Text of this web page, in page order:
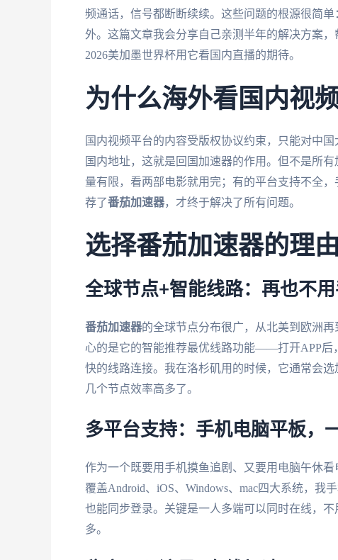
频通话，信号都断断续续。这些问题的根源很简
外。这篇文章我会分享自己亲测半年的解决方案
2026美加墨世界杯用它看国内直播的期待。
为什么海外看国内视
国内视频平台的内容受版权协议约束，只能对中
国内地址，这就是回国加速器的作用。但不是所
量有限，看两部电影就用完；有的平台支持不全
荐了番茄加速器，才终于解决了所有问题。
选择番茄加速器的理
全球节点+智能线路：再也不
番茄加速器的全球节点分布很广，从北美到欧洲
心的是它的智能推荐最优线路功能——打开APP后
快的线路连接。我在洛杉矶用的时候，它通常会
几个节点效率高多了。
多平台支持：手机电脑平板，
作为一个既要用手机摸鱼追剧、又要用电脑午休看
覆盖Android、iOS、Windows、mac四大系统，我
也能同步登录。关键是一人多端可以同时在线，
多。